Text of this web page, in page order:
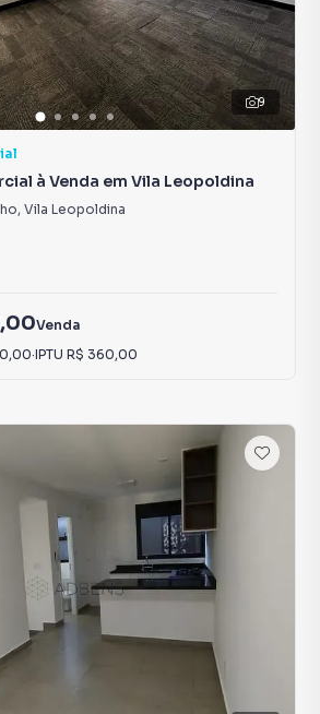
9
à Venda em Vila Leopoldina
, Vila Leopoldina
Venda
·IPTU R$ 360,00